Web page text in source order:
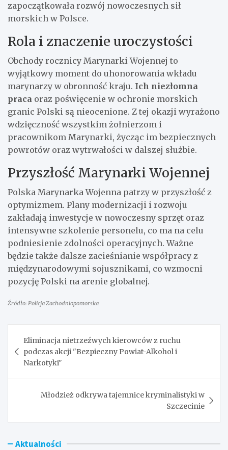
zapoczątkowała rozwój nowoczesnych sił
morskich w Polsce.
Rola i znaczenie uroczystości
Obchody rocznicy Marynarki Wojennej to
wyjątkowy moment do uhonorowania wkładu
marynarzy w obronność kraju. Ich niezłomna
praca oraz poświęcenie w ochronie morskich
granic Polski są nieocenione. Z tej okazji wyrażono
wdzięczność wszystkim żołnierzom i
pracownikom Marynarki, życząc im bezpiecznych
powrotów oraz wytrwałości w dalszej służbie.
Przyszłość Marynarki Wojennej
Polska Marynarka Wojenna patrzy w przyszłość z
optymizmem. Plany modernizacji i rozwoju
zakładają inwestycje w nowoczesny sprzęt oraz
intensywne szkolenie personelu, co ma na celu
podniesienie zdolności operacyjnych. Ważne
będzie także dalsze zacieśnianie współpracy z
międzynarodowymi sojusznikami, co wzmocni
pozycję Polski na arenie globalnej.
Źródło: Policja Zachodniopomorska
wpisu
Eliminacja nietrzeźwych kierowców z ruchu
podczas akcji "Bezpieczny Powiat-Alkohol i
Narkotyki"
Młodzież odkrywa tajemnice kryminalistyki w
Szczecinie
Aktualności